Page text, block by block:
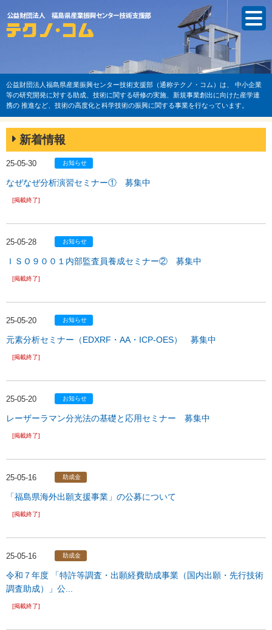
公益財団法人福島県産業振興センター技術支援部（通称テクノ・コム）は、
中小企業
等の研究開発に対する助成、技術に関する研修の実施、新規事業創出に向けた産学連
携の 推進など、技術の高度化と科学技術の振興に関する事業を行なっています。
新着情報
25-05-30 お知らせ
なぜなぜ分析演習セミナー① 募集中
[掲載終了]
25-05-28 お知らせ
ＩＳＯ９００１内部監査員養成セミナー② 募集中
[掲載終了]
25-05-20 お知らせ
元素分析セミナー（EDXRF・AA・ICP-OES） 募集中
[掲載終了]
25-05-20 お知らせ
レーザーラマン分光法の基礎と応用セミナー 募集中
[掲載終了]
25-05-16 助成金
「福島県海外出願支援事業」の公募について
[掲載終了]
25-05-16 助成金
令和７年度 「特許等調査・出願経費助成事業（国内出願・先行技術
調査助成）」公...
[掲載終了]